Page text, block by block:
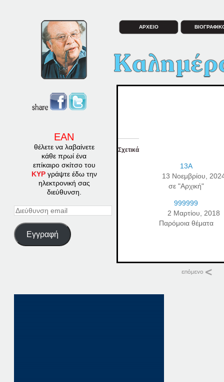
ΕΑΝ
θέλετε να λαβαίνετε
κάθε πρωί ένα
επίκαιρο σκίτσο του
ΚΥΡγράψτε έδω την
ηλεκτρονική σας
διεύθυνση.
Διεύθυνση
Εγγραφή
ΑΡΧΕΙΟ
Σχετικά
13A
13 Νοεμβρίου,
σε "Αρχική"
999999
2 Μαρτίου, 2018
Παρόμοια θέματα